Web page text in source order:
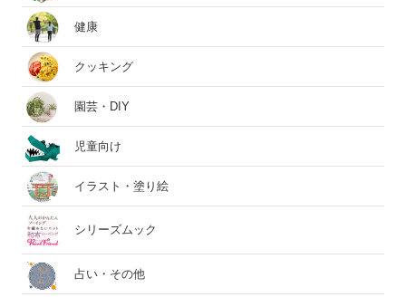
健康
クッキング
園芸・DIY
児童向け
イラスト・塗り絵
シリーズムック
占い・その他